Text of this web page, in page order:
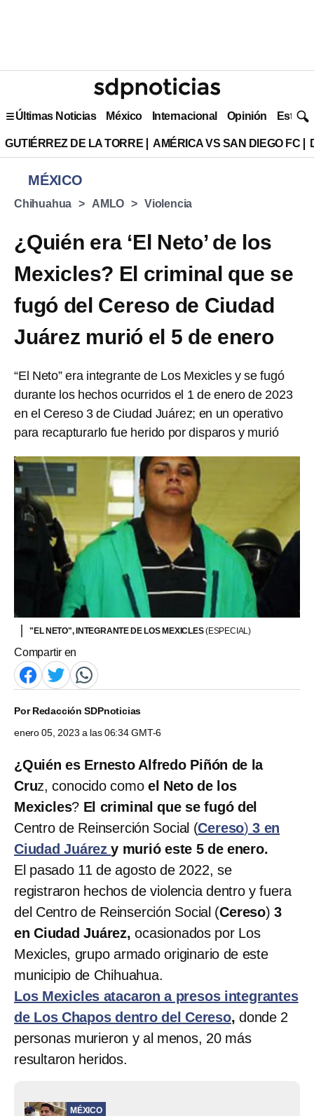
Últimas Noticias México Internacional Opinión Estilo
GUTIÉRREZ DE LA TORRE AMÉRICA VS SAN DIEGO FC
MÉXICO
Chihuahua AMLO Violencia
¿Quién era ‘El Neto’ de los
Mexicles? El criminal que se
fugó del Cereso de Ciudad
Juárez murió el 5 de enero
“El Neto” era integrante de Los Mexicles y se fugó
durante los hechos ocurridos el 1 de enero de 2023
en el Cereso 3 de Ciudad Juárez; en un operativo
para recapturarlo fue herido por disparos y murió
"EL NETO", INTEGRANTE DE LOS MEXICLES(ESPECIAL)
Compartir en
PorRedacción SDPnoticias
enero 05, 2023 a las 06:34 GMT-6
¿Quién es Ernesto Alfredo Piñón de la
Cruz, conocido como el Neto de los
Mexicles? El criminal que se fugó del
Centro de Reinserción Social (Cereso) 3 en
Ciudad Juárezy murió este 5 de enero.
El pasado 11 de agosto de 2022, se
registraron hechos de violencia dentro y fuera
del Centro de Reinserción Social (Cereso) 3
en Ciudad Juárez, ocasionados por Los
Mexicles, grupo armado originario de este
municipio de Chihuahua.
Los Mexicles atacaron a presos integrantes
de Los Chapos dentro del Cereso,donde 2
personas murieron y al menos, 20 más
resultaron heridos.
MÉXICO